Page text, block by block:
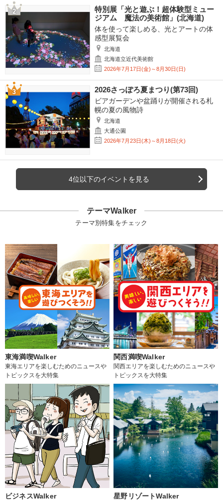
特別展「光と遊ぶ！超体験型ミュー
ジアム 魔法の美術館」(北海道)
体を使って楽しめる、光とアートの体
感型展覧会
北海道
北海道立近代美術館
2026年7月17日(金)～8月30日(日)
2026さっぽろ夏まつり(第73回)
ビアガーデンや盆踊りが開催される札
幌の夏の風物詩
北海道
大通公園
2026年7月23日(木)～8月18日(火)
4位以下のイベントを見る
テーマWalker
テーマ別特集をチェック
東海満喫Walker
東海エリアを楽しむためのニュースや
トピックスを大特集
関西満喫Walker
関西エリアを楽しむためのニュースや
トピックスを大特集
ビジネスWalker 星野リゾートWalker